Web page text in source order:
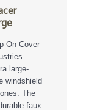
On Cover
large-
windshield
The
faux